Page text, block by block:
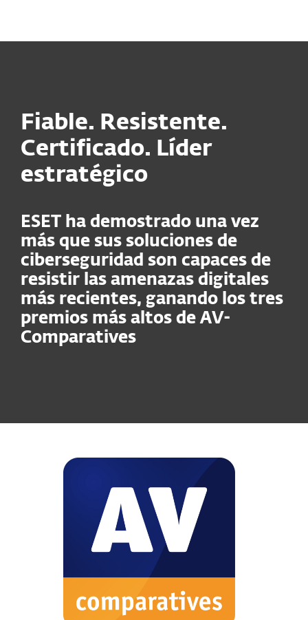
Fiable. Resistente.
Certificado. Líder
estratégico
ESET ha demostrado una vez
más que sus soluciones de
ciberseguridad son capaces de
resistir las amenazas digitales
más recientes, ganando los tres
premios más altos de AV-
Comparatives